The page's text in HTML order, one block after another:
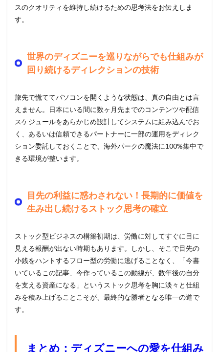
スのクオリティを維持し続けるための思考法をお伝えしま
す。
世界のディズニーを巡りながらでも仕組みが
回り続けるディレクションの技術
旅先で慌ててパソコンを開くような状態は、真の自由とは言
えません。日本にいる間に数ヶ月先までのコンテンツや配信
スケジュールをあらかじめ設計してシステムに組み込んでお
く、あるいは信頼できるパートナーに一部の運用をディレク
ション委託しておくことで、海外パークの魔法に100%集中で
きる環境が整います。
目先の利益に惑わされない！長期的に価値を
生み出し続けるストック思考の確立
ストック型ビジネスの構築初期は、労働に対してすぐに目に
見える報酬が出ない時期もあります。しかし、そこで目先の
小銭をハントするフロー型の労働に逃げることなく、「今書
いているこの記事、今作っているこの動線が、数年後の自分
を支える資産になる」というストック思考を胸に淡々と仕組
みを積み上げることこそが、最終的な勝者となる唯一の道で
す。
まとめ：ディズニーへの愛を仕組み